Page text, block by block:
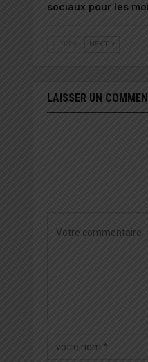
sociaux pour les
NEXT
LAISSER UN